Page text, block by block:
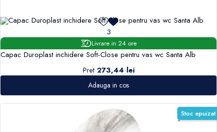
3
Livrare in 24 ore
Capac Duroplast inchidere Soft-Close pentru vas wc Santa Alb
Pret 273,44 lei
Adauga in cos
Stoc epuizat